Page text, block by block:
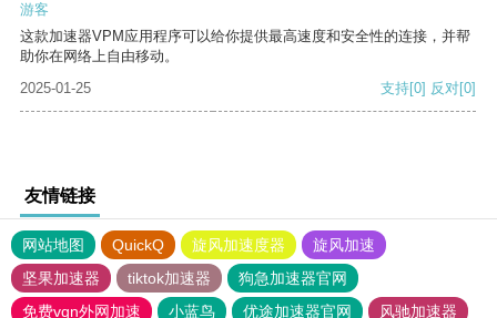
游客
这款加速器VPM应用程序可以给你提供最高速度和安全性的连接，并帮
助你在网络上自由移动。
2025-01-25
支持[0] 反对[0]
友情链接
网站地图 QuickQ 旋风加速度器
旋风加速
坚果加速器
tiktok加速器
狗急加速器官网
免费vqn外网加速
小蓝鸟 优途加速器官网 风驰加速器